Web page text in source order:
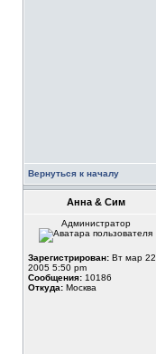
Вернуться к началу
Анна & Сим
Администратор
Зарегистрирован: Вт мар 22,
2005 5:50 pm
Сообщения: 10186
Откуда: Москва